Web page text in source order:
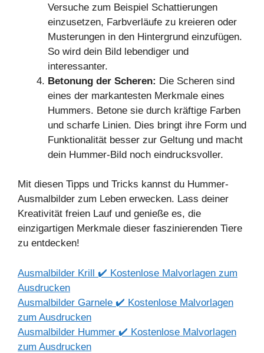
Versuche zum Beispiel Schattierungen
einzusetzen, Farbverläufe zu kreieren oder
Musterungen in den Hintergrund einzufügen.
So wird dein Bild lebendiger und
interessanter.
Betonung der Scheren: Die Scheren sind
eines der markantesten Merkmale eines
Hummers. Betone sie durch kräftige Farben
und scharfe Linien. Dies bringt ihre Form und
Funktionalität besser zur Geltung und macht
dein Hummer-Bild noch eindrucksvoller.
Mit diesen Tipps und Tricks kannst du Hummer-
Ausmalbilder zum Leben erwecken. Lass deiner
Kreativität freien Lauf und genieße es, die
einzigartigen Merkmale dieser faszinierenden Tiere
zu entdecken!
Ausmalbilder Krill ✔️ Kostenlose Malvorlagen zum
Ausdrucken
Ausmalbilder Garnele ✔️ Kostenlose Malvorlagen
zum Ausdrucken
Ausmalbilder Hummer ✔️ Kostenlose Malvorlagen
zum Ausdrucken